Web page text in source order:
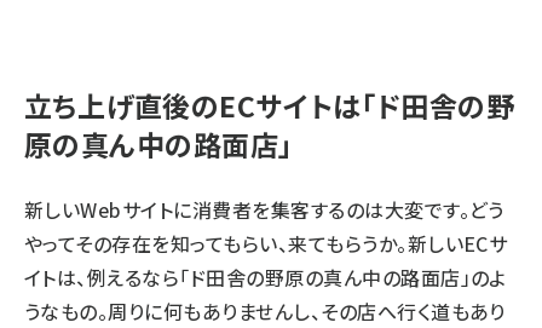
立ち上げ直後のECサイトは「ド田舎の野
原の真ん中の路面店」
新しいWebサイトに消費者を集客するのは大変です。どう
やってその存在を知ってもらい、来てもらうか。新しいECサ
イトは、例えるなら「ド田舎の野原の真ん中の路面店」のよ
うなもの。周りに何もありませんし、その店へ行く道もあり